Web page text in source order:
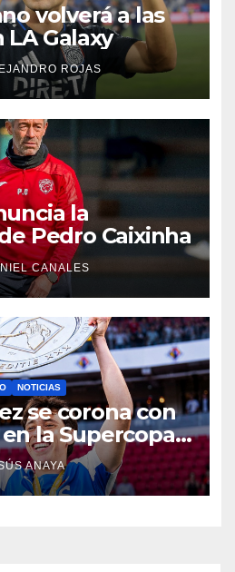
volverá a las
Galaxy
ROJAS
la
Pedro Caixinha
CANALES
NOTICIAS
se corona con
la Supercopa
ANAYA